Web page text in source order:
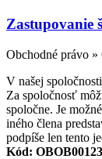
Zastupovanie
Obchodné právo »
V našej
Za spoločnosť
spoločne. Je
iného člena
podpíše len tento
Kód: OBOB00123